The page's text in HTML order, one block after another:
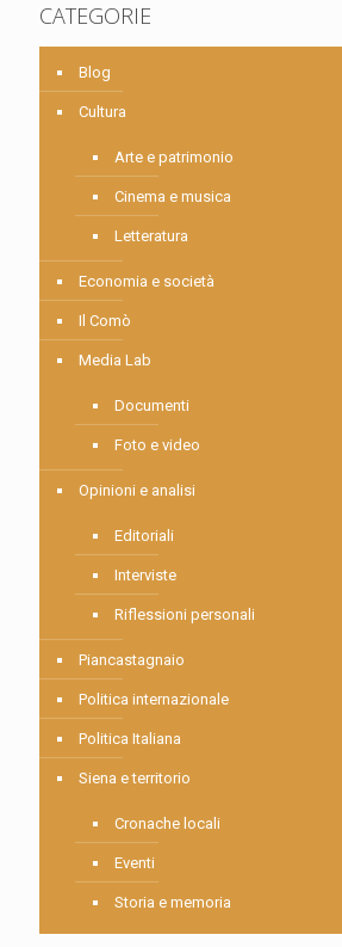
CATEGORIE
Blog
Cultura
Arte e patrimonio
Cinema e musica
Letteratura
Economia e società
Il Comò
Media Lab
Documenti
Foto e video
Opinioni e analisi
Editoriali
Interviste
Riflessioni personali
Piancastagnaio
Politica internazionale
Politica Italiana
Siena e territorio
Cronache locali
Eventi
Storia e memoria